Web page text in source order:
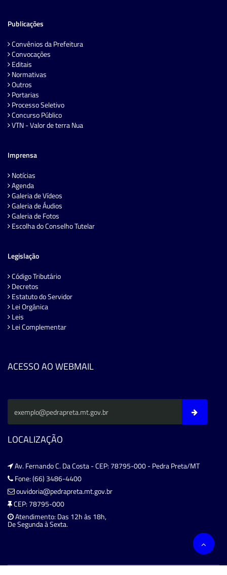
Publicações
Convênios da Prefeitura
Convocações
Editais
Normativas
Outros
Portarias
Processo Seletivo
Concurso Público
VTN - Valor de terra Nua
Imprensa
Notícias
Agenda
Galeria de Vídeos
Galeria de Áudios
Galeria de Fotos
Escolha do Conselho Tutelar
Legislação
Código Tributário
Decretos
Estatuto do Servidor
Lei Orgânica
Leis
Lei Complementar
ACESSO AO WEBMAIL
LOCALIZAÇÃO
Av. Fernando C. Da Costa - CEP: 78795-000 - Pedra Preta/MT
Fone: (66) 3486-4400
ouvidoria@pedrapreta.mt.gov.br
CEP: 78795-000
Atendimento: Das 12h às 18h,
De Segunda à Sexta.